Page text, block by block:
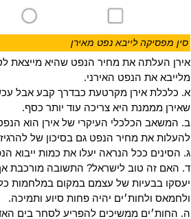
סין מפסיקה לייבא נפט מאירן
אירן העלתה את מחיר הנפט שהיא מייצאת
מלייבא את הנפט האירני.
א. כלכלת אירן מקרטעת כבדרך קבע אבל
שאירן מממנת היא צריכה עוד יותר כסף.
ב. המשאב הכלכלי העיקרי של אירן הוא
להעלות את מחיר הנפט גם בסיכון של
ג. הסינים ככל הנראה יעלו את כמות ייבוא
ד. האם זה טוב לישראל? התשובה מורכבת
יעסקו בבעיות של עצמם במקום במלחמות
ולחמאס ולחות׳ים יהיה פחות סיוע ותמיכה.
ה. החות׳ים ממשיכים להפריע לסחר בים